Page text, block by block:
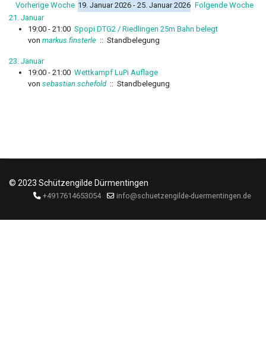
Vorherige Woche 19. Januar 2026 - 25. Januar 2026 Folgende Woche
21. Januar
19:00 - 21:00 Spopi DTG2 / Riedlingen 25m Bahn belegt
von markus.finsterle :: Standbelegung
23. Januar
19:00 - 21:00 Wettkampf LuPi Auflage
von sebastian.schefold:: Standbelegung
© 2023 Schützengilde Dürmentingen
+4917614653054 info@schuetzengilde-duermentingen.de